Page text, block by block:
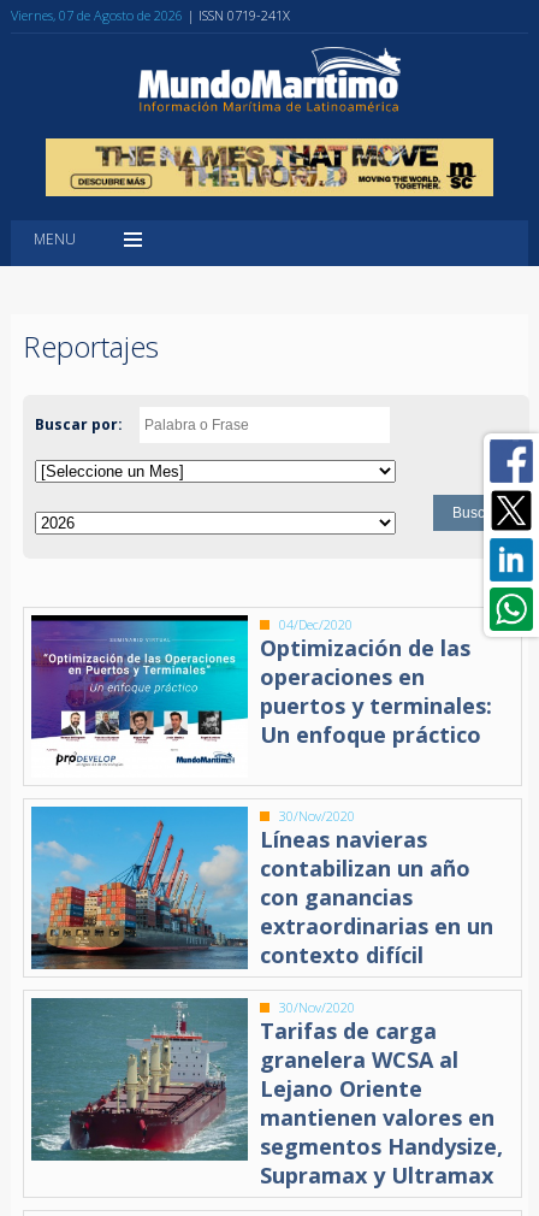
Viernes, 07 de Agosto de 2026 | ISSN 0719-241X
MENU
Reportajes
Buscar por:
04/Dec/2020
Optimización de las
operaciones en
puertos y terminales:
Un enfoque práctico
30/Nov/2020
Líneas navieras
contabilizan un año
con ganancias
extraordinarias en un
contexto difícil
30/Nov/2020
Tarifas de carga
granelera WCSA al
Lejano Oriente
mantienen valores en
segmentos Handysize,
Supramax y Ultramax